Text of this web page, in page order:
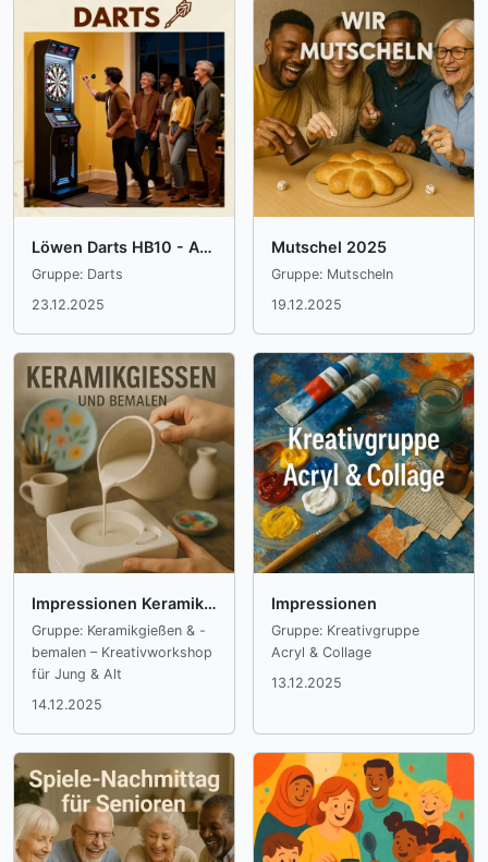
Löwen Darts HB10 - Abholung und Aufbau
Gruppe: Darts
23.12.2025
Mutschel 2025
Gruppe: Mutscheln
19.12.2025
Impressionen Keramikgießen
Gruppe: Keramikgießen & -
bemalen – Kreativworkshop
für Jung & Alt
14.12.2025
Impressionen
Gruppe: Kreativgruppe
Acryl & Collage
13.12.2025